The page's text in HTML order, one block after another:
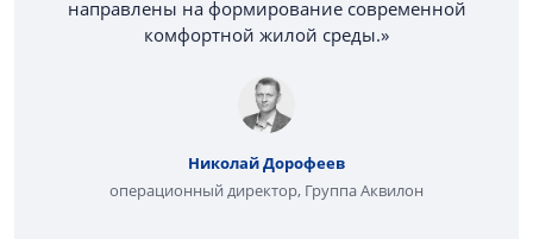
направлены на формирование современной
комфортной жилой среды.»
Николай Дорофеев
операционный директор, Группа Аквилон